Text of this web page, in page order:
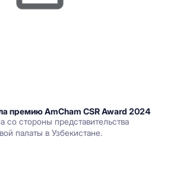
премию AmCham CSR Award 2024
со стороны представительства
палаты в Узбекистане.